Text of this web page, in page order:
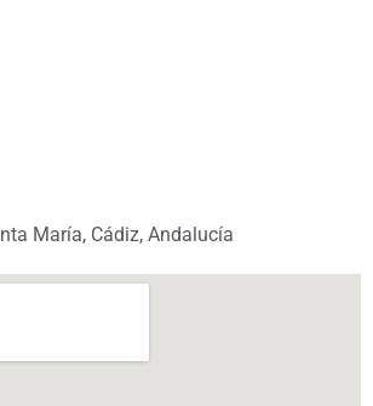
María, Cádiz, Andalucía